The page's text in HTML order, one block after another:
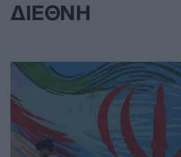
ΔΙΕΘΝΗ